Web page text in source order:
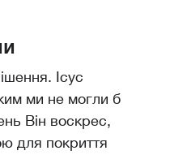
Ісус
ми не могли б
Він воскрес,
для покриття